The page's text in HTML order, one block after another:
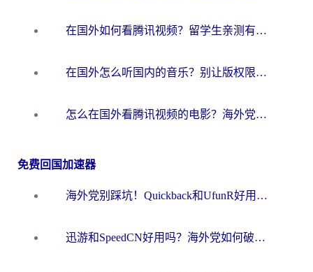
在国外如何看腾讯视频？留学生亲测有效的回国加速方案
在国外怎么听国内的音乐？别让版权限制断了你的华语歌单
怎么在国外看腾讯视频的电影？海外党亲测有效的回国加速指南
免费回国加速器
海外党别踩坑！Quickback和UfunR好用吗？选对回国加速器才能无缝刷国内资源
迅游和SpeedCN好用吗？海外党如何破解那道看不见的墙